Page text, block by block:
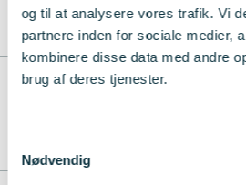
og til at analysere vores trafik. Vi
partnere inden for sociale medier,
kombinere disse data med andre
brug af deres tjenester.
Nødvendig
Fag- og